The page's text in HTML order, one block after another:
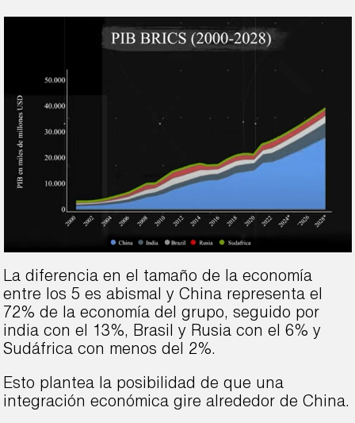
La diferencia en el tamaño de la economía
entre los 5 es abismal y China representa el
72% de la economía del grupo, seguido por
india con el 13%, Brasil y Rusia con el 6% y
Sudáfrica con menos del 2%.
Esto plantea la posibilidad de que una
integración económica gire alrededor de China.